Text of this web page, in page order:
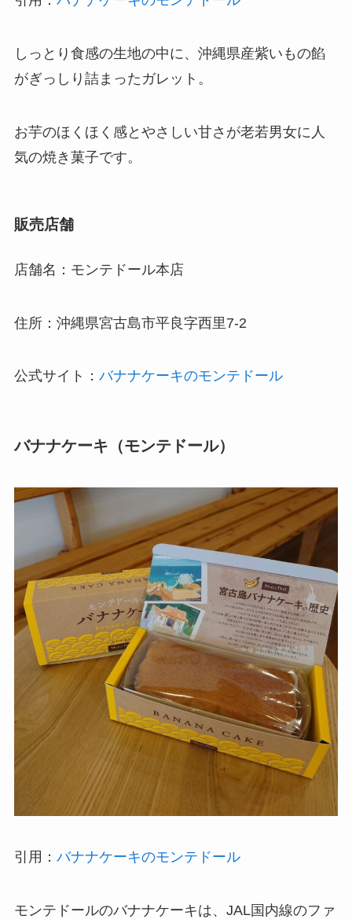
しっとり食感の生地の中に、沖縄県産紫いもの餡
がぎっしり詰まったガレット。
お芋のほくほく感とやさしい甘さが老若男女に人
気の焼き菓子です。
販売店舗
店舗名：モンテドール本店
住所：沖縄県宮古島市平良字西里7-2
公式サイト： バナナケーキのモンテドール
バナナケーキ（モンテドール）
引用： バナナケーキのモンテドール
モンテドールのバナナケーキは、JAL国内線のファ